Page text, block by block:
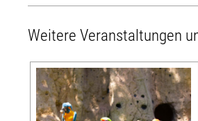
Weitere Veranstaltungen